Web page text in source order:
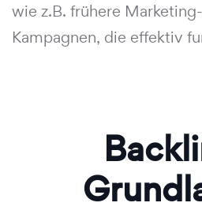
wie z.B. frühere
Kampagnen, die effektiv